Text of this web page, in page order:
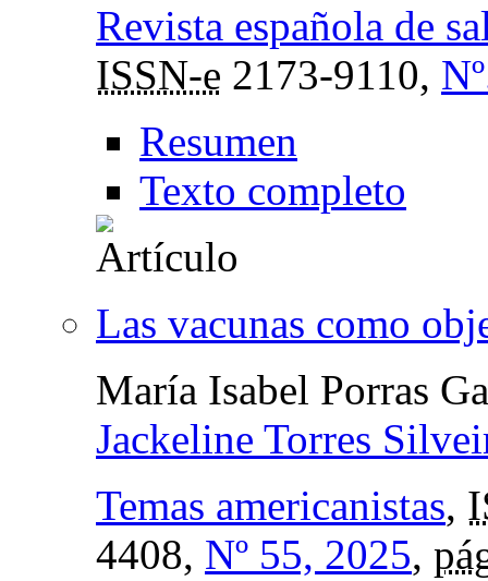
Revista española de
ISSN-e 2173-9110,
Resumen
Texto completo
Las vacunas como
María Isabel Porras
Jackeline Torres
Temas americanistas,
4408, Nº 55, 2025,